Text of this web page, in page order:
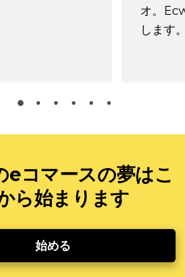
オ。
します
eコマースの夢はこ
ら始まります
始める